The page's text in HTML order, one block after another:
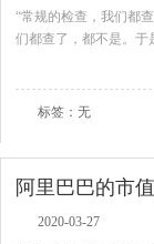
“常规的检查，我们都
们都查了，都不是。于
标签：无
阿里巴巴的市
2020-03-27